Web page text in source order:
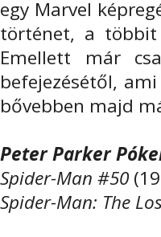
egy Marvel
történet, a többit
Emellett már
befejezésétől,
bővebben majd
Peter Parker
Spider-Man #50
Spider-Man: The